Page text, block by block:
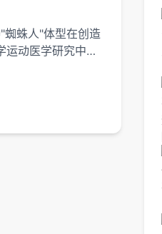
蛛人"体型在创造
运动医学研究中心
受其大幅变向的
等身高球员平均